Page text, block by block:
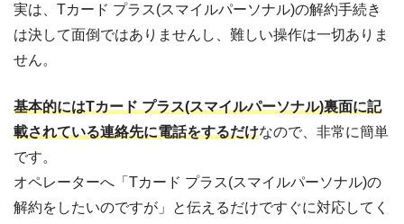
実は、Tカード プラス(スマイルパーソナル)の解約手続き
は決して面倒ではありませんし、難しい操作は一切ありま
せん。
基本的にはTカード プラス(スマイルパーソナル)裏面に記
載されている連絡先に電話をするだけなので、非常に簡単
です。
オペレーターへ「Tカード プラス(スマイルパーソナル)の
解約をしたいのですが」と伝えるだけですぐに対応してく